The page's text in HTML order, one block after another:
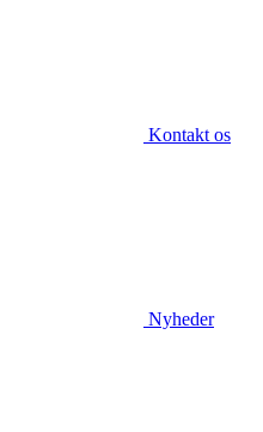
Kontakt os
Nyheder